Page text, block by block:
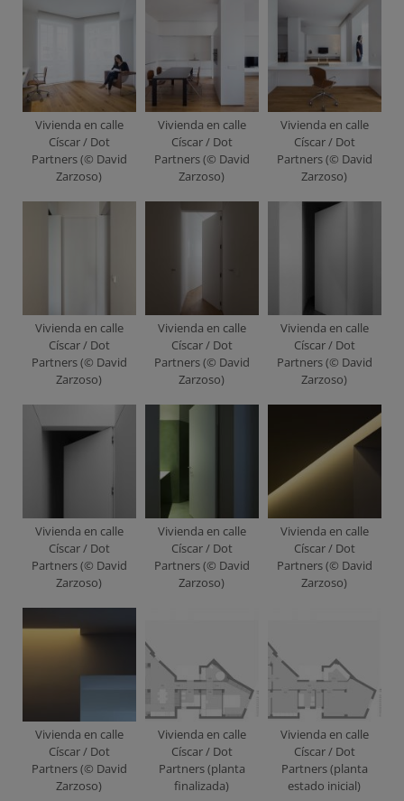
Vivienda en calle
Císcar / Dot
Partners (© David
Zarzoso)
Vivienda en calle
Císcar / Dot
Partners (© David
Zarzoso)
Vivienda en calle
Císcar / Dot
Partners (© David
Zarzoso)
Vivienda en calle
Císcar / Dot
Partners (© David
Zarzoso)
Vivienda en calle
Císcar / Dot
Partners (© David
Zarzoso)
Vivienda en calle
Císcar / Dot
Partners (© David
Zarzoso)
Vivienda en calle
Císcar / Dot
Partners (© David
Zarzoso)
Vivienda en calle
Císcar / Dot
Partners (© David
Zarzoso)
Vivienda en calle
Císcar / Dot
Partners (© David
Zarzoso)
Vivienda en calle
Císcar / Dot
Partners (© David
Zarzoso)
Vivienda en calle
Císcar / Dot
Partners (planta
finalizada)
Vivienda en calle
Císcar / Dot
Partners (planta
estado inicial)